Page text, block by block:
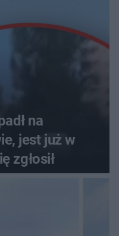
na
jest już w
zgłosił